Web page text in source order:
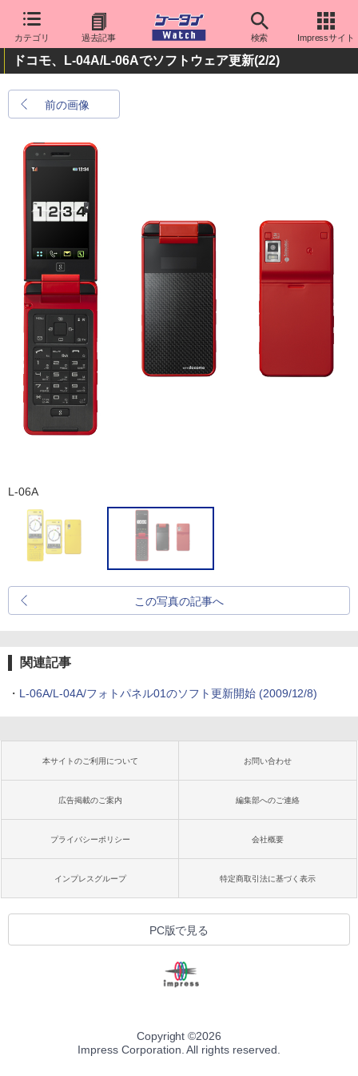
カテゴリ 過去記事 検索 Impressサイト
ドコモ、L-04A/L-06Aでソフトウェア更新(2/2)
前の画像
L-06A
この写真の記事へ
関連記事
・ L-06A/L-04A/フォトパネル01のソフト更新開始(2009/12/8)
本サイトのご利用について お問い合わせ
広告掲載のご案内 編集部へのご連絡
プライバシーポリシー 会社概要
インプレスグループ 特定商取引法に基づく表示
PC版で見る
Copyright ©2026
Impress Corporation. All rights reserved.